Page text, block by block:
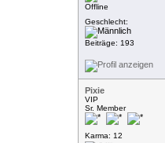
Offline
Geschlecht:
Beiträge: 193
Pixie
VIP
Sr. Member
Karma: 12